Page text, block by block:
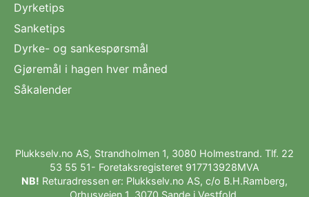
Dyrketips
Sanketips
Dyrke- og sankespørsmål
Gjøremål i hagen hver måned
Såkalender
Plukkselv.no AS, Strandholmen 1, 3080 Holmestrand. Tlf. 22
53 55 51- Foretaksregisteret 917713928MVA
NB! Returadressen er: Plukkselv.no AS, c/o B.H.Ramberg,